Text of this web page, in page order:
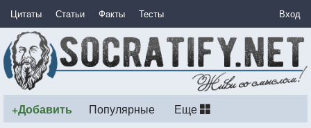
Цитаты Статьи Факты Тесты Вход
+Добавить Популярные Еще